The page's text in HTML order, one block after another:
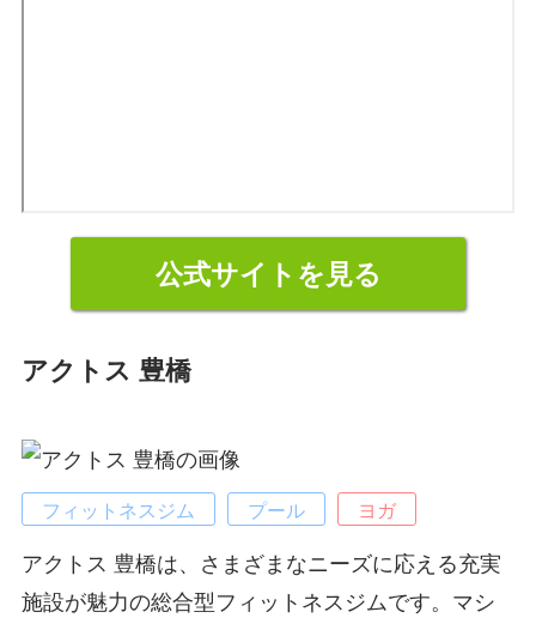
公式サイトを見る
アクトス 豊橋
フィットネスジム プール ヨガ
アクトス 豊橋は、さまざまなニーズに応える充実
施設が魅力の総合型フィットネスジムです。マシ